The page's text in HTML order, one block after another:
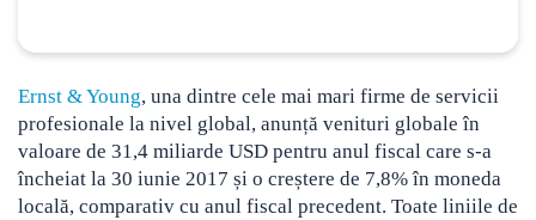
Ernst & Young, una dintre cele mai mari firme de servicii
profesionale la nivel global, anunță venituri globale în
valoare de 31,4 miliarde USD pentru anul fiscal care s-a
încheiat la 30 iunie 2017 și o creștere de 7,8%în moneda
locală, comparativ cu anul fiscal precedent. Toate liniile de